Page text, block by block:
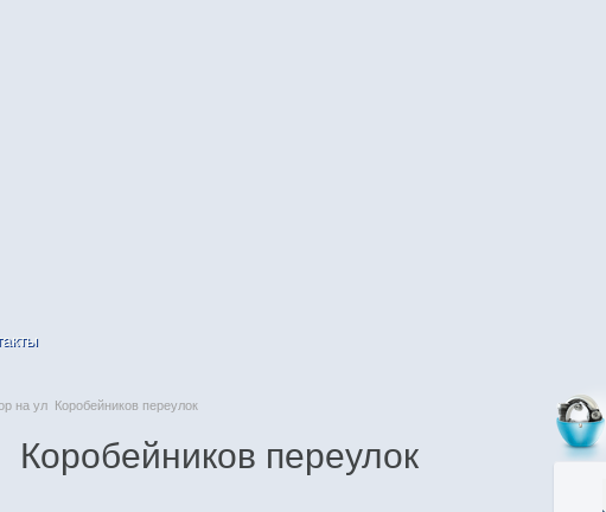
на ул Коробейников переулок
Коробейников переулок